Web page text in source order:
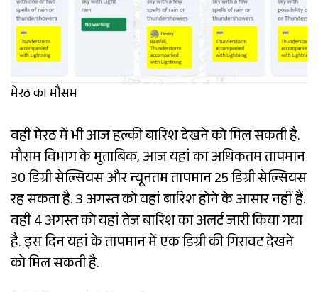
मेरठ का मौसम
वहीं मेरठ में भी आज हल्की बारिश देखने को मिल सकती है.
मौसम विभाग के मुताबिक, आज यहां का अधिकतम तापमान
30 डिग्री सेल्सियस और न्यूनतम तापमान 25 डिग्री सेल्सियस
रह सकता है. 3 अगस्त को यहां बारिश होने के आसार नहीं हैं.
वहीं 4 अगस्त को यहां तेज बारिश का अलर्ट जारी किया गया
है. इस दिन यहां के तापमान में एक डिग्री की गिरावट देखने
को मिल सकती है.